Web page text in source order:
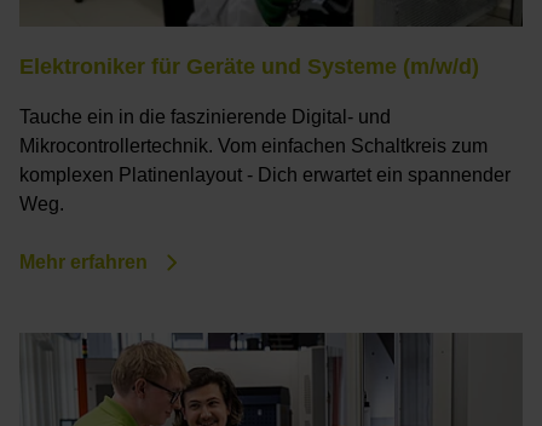
Elektroniker für Geräte und Systeme (m/w/d)
Tauche ein in die faszinierende Digital- und
Mikrocontrollertechnik. Vom einfachen Schaltkreis zum
komplexen Platinenlayout - Dich erwartet ein spannender
Weg.
Mehr erfahren